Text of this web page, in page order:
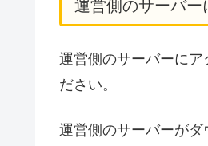
運営側のサーバー
運営側のサーバーに
ださい。
運営側のサーバーが